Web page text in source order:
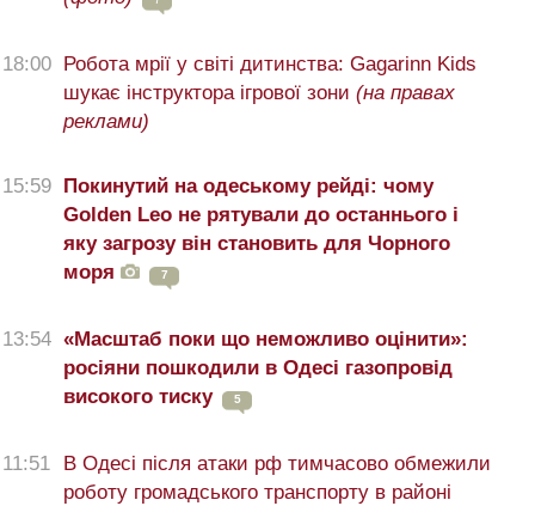
18:00
Робота мрії у світі дитинства: Gagarinn Kids
шукає інструктора ігрової зони (на правах
реклами)
15:59
Покинутий на одеському рейді: чому
Golden Leo не рятували до останнього і
яку загрозу він становить для Чорного
моря
7
13:54 «Масштаб поки що неможливо оцінити»:
росіяни пошкодили в Одесі газопровід
високого тиску
5
11:51
В Одесі після атаки рф тимчасово обмежили
роботу громадського транспорту в районі